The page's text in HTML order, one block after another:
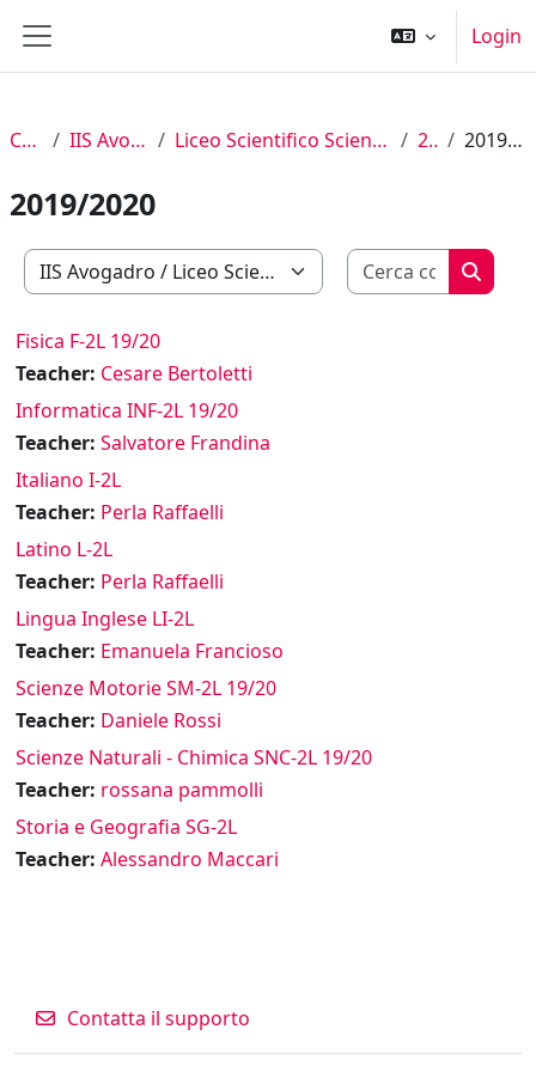
Pannello laterale
Login
Corsi IIS Avogadro Liceo Scientifico Scienze Applicate 2° L 2019/2020
2019/2020
Categorie di corso
Cerca
Cerca
Fisica F-2L 19/20
Teacher: Cesare Bertoletti
Informatica INF-2L 19/20
Teacher: Salvatore Frandina
Italiano I-2L
Teacher: Perla Raffaelli
Latino L-2L
Teacher: Perla Raffaelli
Lingua Inglese LI-2L
Teacher: Emanuela Francioso
Scienze Motorie SM-2L 19/20
Teacher: Daniele Rossi
Scienze Naturali - Chimica SNC-2L 19/20
Teacher: rossana pammolli
Storia e Geografia SG-2L
Teacher: Alessandro Maccari
Contatta il supporto